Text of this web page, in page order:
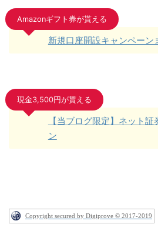
Amazonギフト券が貰える
新規口座開設キャンペーン
現金3,500円が貰える
【当ブログ限定】ネット
ン
Copyright secured by Digiprove © 2017-2019